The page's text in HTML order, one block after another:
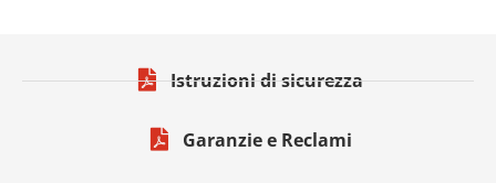
Istruzioni di sicurezza
Garanzie e Reclami